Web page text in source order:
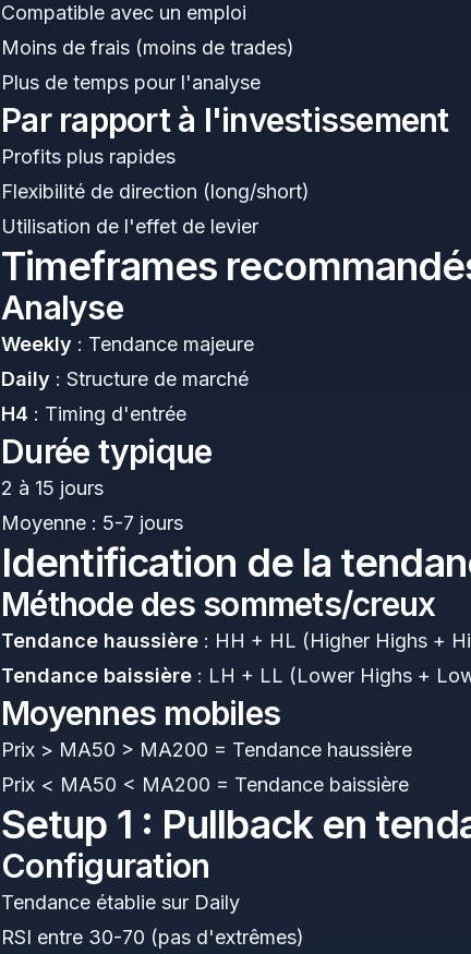
Compatible avec un emploi
Moins de frais (moins de trades)
Plus de temps pour l'analyse
Par rapport à l'investissement
Profits plus rapides
Flexibilité de direction (long/short)
Utilisation de l'effet de levier
Timeframes
Analyse
Weekly : Tendance majeure
Daily : Structure de marché
H4 : Timing d'entrée
Durée typique
2 à 15 jours
Moyenne : 5-7 jours
Identification de la
Méthode des sommets/creux
Tendance haussière : HH + HL (Higher Highs +
Tendance baissière : LH + LL (Lower Highs +
Moyennes mobiles
Prix > MA50 > MA200 = Tendance haussière
Prix < MA50 < MA200 = Tendance baissière
Setup 1 : Pullback en
Configuration
Tendance établie sur Daily
RSI entre 30-70 (pas d'extrêmes)